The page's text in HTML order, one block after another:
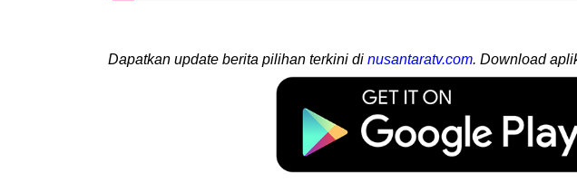
Dapatkan update berita pilihan terkini di nusantaratv.com. Download